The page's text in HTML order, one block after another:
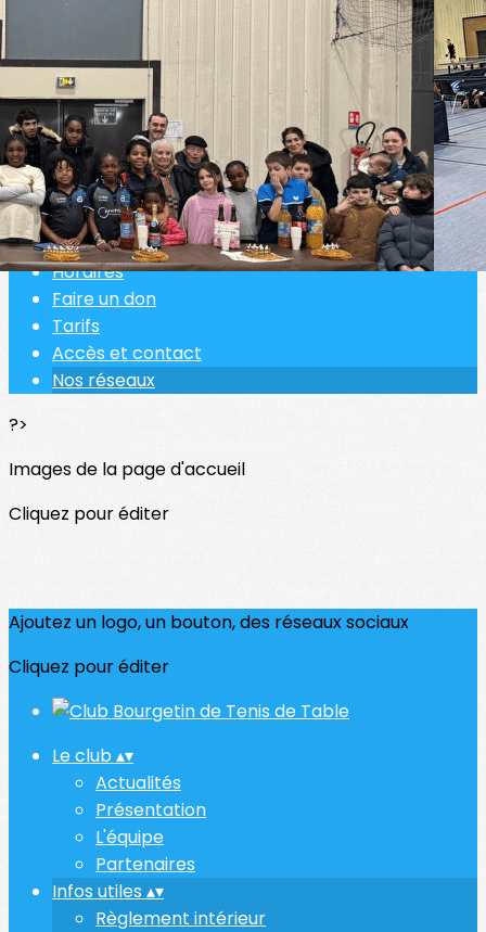
Exporter les lignes sélectionnées
Exporter toutes les colonnes
Exporter uniquement les colonnes affichées
Menu
<
>
Règlement intérieur
Horaires
Faire un don
Tarifs
Accès et contact
Nos réseaux
?>
Images de la page d'accueil
Cliquez pour éditer
Ajoutez un logo, un bouton, des réseaux sociaux
Cliquez pour éditer
Le club▴▾
Actualités
Présentation
L'équipe
Partenaires
Infos utiles ▴▾
Règlement intérieur